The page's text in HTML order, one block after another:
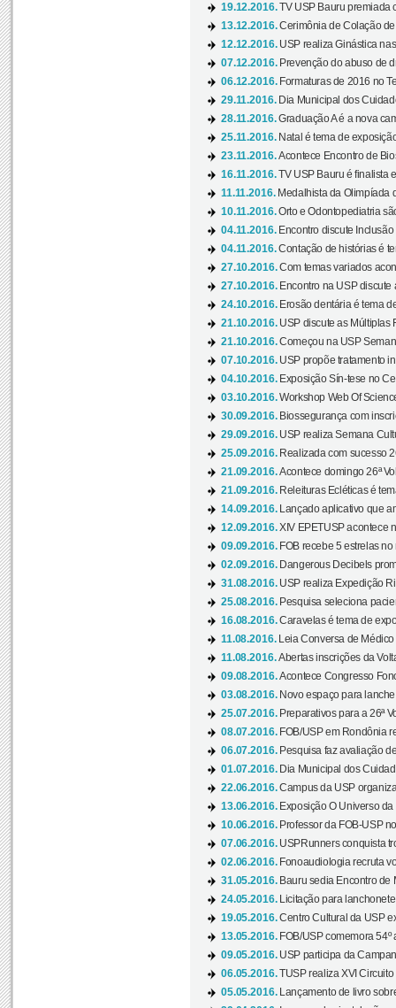
19.12.2016.TV USP Bauru premiada
13.12.2016.Cerimônia de Colação
12.12.2016. USP realiza Ginástica
07.12.2016. Prevenção do abuso de
06.12.2016. Formaturas de 2016 no
29.11.2016. Dia Municipal dos
28.11.2016.Graduação A é a nova
25.11.2016. Natal é tema de
23.11.2016.Acontece Encontro de
16.11.2016.TV USP Bauru é finalista
11.11.2016. Medalhista da Olimpíada
10.11.2016.Orto e Odontopediatria
04.11.2016. Encontro discute
04.11.2016.Contação de histórias é
27.10.2016.Com temas variados
27.10.2016. Encontro na USP discute
24.10.2016. Erosão dentária é tema
21.10.2016. USP discute as Múltiplas
21.10.2016.Começou na USP
07.10.2016. USP propõe tratamento
04.10.2016. Exposição Sín-tese no
03.10.2016.Workshop Web Of
30.09.2016. Biossegurança com
29.09.2016. USP realiza Semana
25.09.2016. Realizada com sucesso
21.09.2016.Acontece domingo 26ª
21.09.2016. Releituras Ecléticas é
14.09.2016.
Lançado aplicativo que
12.09.2016.XIV EPETUSP acontece
09.09.2016. FOB recebe 5 estrelas
02.09.2016. Dangerous Decibels
31.08.2016. USP realiza Expedição
25.08.2016. Pesquisa seleciona
16.08.2016.Caravelas é tema de
11.08.2016.
Leia Conversa de
11.08.2016.Abertas inscrições da
09.08.2016.Acontece Congresso
03.08.2016. Novo espaço para
25.07.2016. Preparativos para a 26ª
08.07.2016. FOB/USP em Rondônia
06.07.2016. Pesquisa faz avaliação
01.07.2016. Dia Municipal dos
22.06.2016.Campus da USP
13.06.2016. Exposição O Universo
10.06.2016. Professor da FOB-USP
07.06.2016. USPRunners conquista
02.06.2016. Fonoaudiologia recruta
31.05.2016. Bauru sedia Encontro de
24.05.2016.
Licitação para
19.05.2016.Centro Cultural da USP
13.05.2016. FOB/USP comemora
09.05.2016. USP participa da
06.05.2016.TUSP realiza XVI Circuito
05.05.2016.
Lançamento de livro